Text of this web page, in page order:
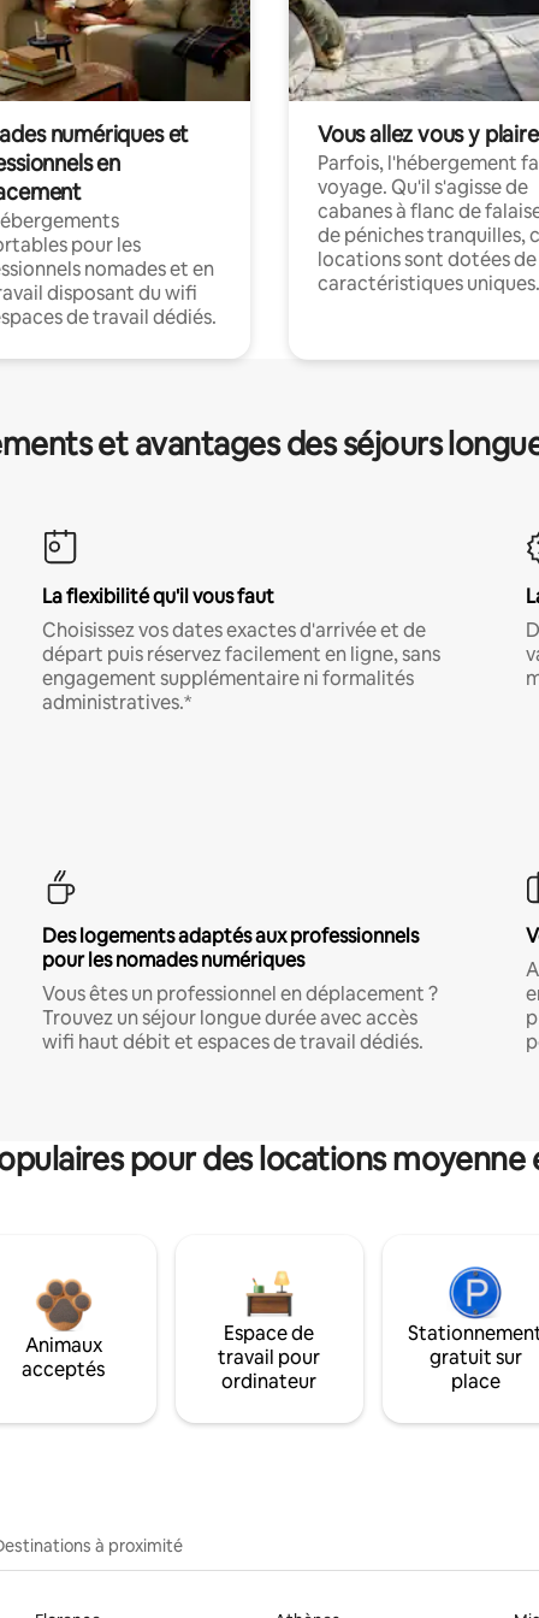
numériques et
en
pour les
nomades et en
disposant du wifi
de travail dédiés.
Vous allez vous y plaire
Parfois, l'hébergement
voyage. Qu'il s'agisse de
cabanes à flanc de
de péniches tranquilles,
locations sont dotées de
caractéristiques uniques.
et avantages des séjours
La flexibilité qu'il vous faut
Choisissez vos dates exactes d'arrivée et de
départ puis réservez facilement en ligne, sans
engagement supplémentaire ni formalités
administratives.*
Des logements adaptés aux professionnels
pour les nomades numériques
Vous êtes un professionnel en déplacement ?
Trouvez un séjour longue durée avec accès
wifi haut débit et espaces de travail dédiés.
pour des locations moyenne
Animaux
acceptés
Espace de
travail pour
ordinateur
gratuit sur
place
à proximité